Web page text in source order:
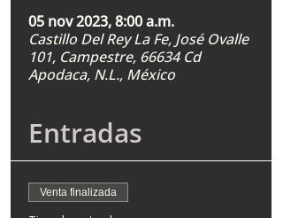
05 nov 2023, 8:00 a.m.
Castillo Del Rey La Fe, José Ovalle
101, Campestre, 66634 Cd
Apodaca, N.L., México
Entradas
Venta finalizada